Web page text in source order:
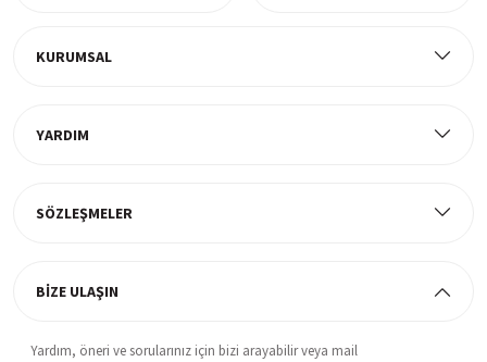
KURUMSAL
YARDIM
SÖZLEŞMELER
BİZE ULAŞIN
Yardım, öneri ve sorularınız için bizi arayabilir veya mail